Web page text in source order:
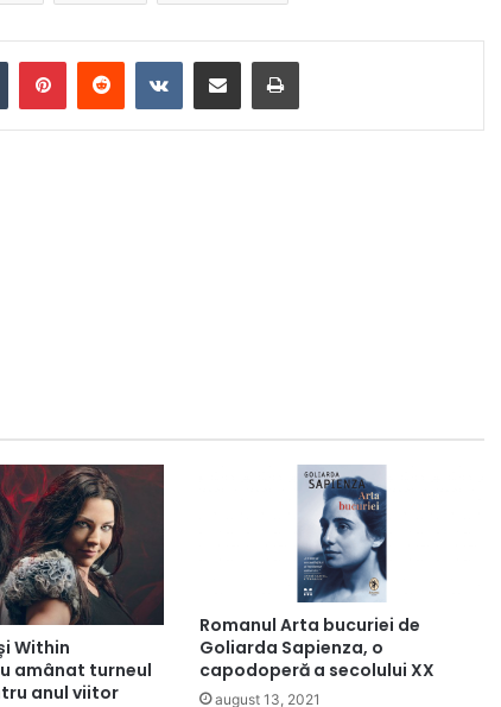
TumblrPinterestRedditVKontakte
Distribuie prin mail Tipărește
Within
amânat turneul
anul viitor
Romanul Arta bucuriei de
Goliarda Sapienza, o
capodoperă a secolului XX
august 13, 2021